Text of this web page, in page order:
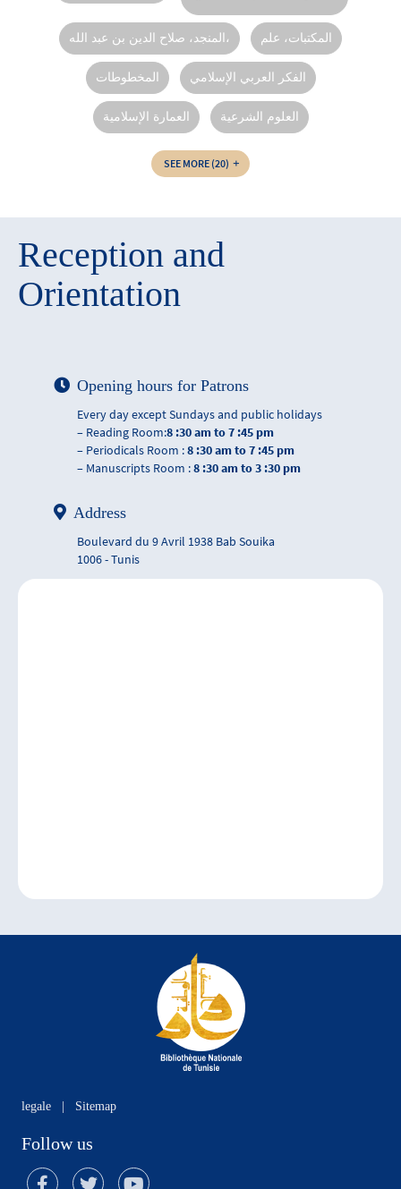
المنجد، صلاح الدين بن عبد الله،‪‪ المكتبات‏، علم
المخطوطات الفكر العربي الإسلامي
العمارة الإسلامية العلوم الشرعية
SEE MORE (20)
Reception and
Orientation
Opening hours for Patrons
Every day except Sundays and public holidays
– Reading Room:8 :30 am to 7 :45 pm
– Periodicals Room :8 :30 am to 7 :45 pm
– Manuscripts Room :8 :30 am to 3 :30 pm
Address
Boulevard du 9 Avril 1938 Bab Souika
1006 - Tunis
legale Sitemap
Follow us